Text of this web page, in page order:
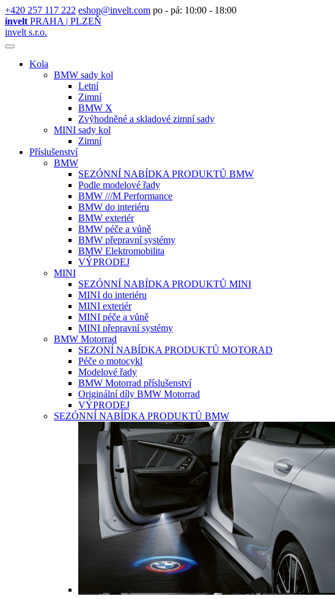
+420 257 117 222 eshop@invelt.com po - pá: 10:00 - 18:00
invelt PRAHA | PLZEŇ
invelt s.r.o.
Kola
BMW sady kol
Letní
Zimní
BMW X
Zvýhodněné a skladové zimní sady
MINI sady kol
Zimní
Příslušenství
BMW
SEZÓNNÍ NABÍDKA PRODUKTŮ BMW
Podle modelové řady
BMW ///M Performance
BMW do interiéru
BMW exteriér
BMW péče a vůně
BMW přepravní systémy
BMW Elektromobilita
VÝPRODEJ
MINI
SEZÓNNÍ NABÍDKA PRODUKTŮ MINI
MINI do interiéru
MINI exteriér
MINI péče a vůně
MINI přepravní systémy
BMW Motorrad
SEZONÍ NABÍDKA PRODUKTŮ MOTORAD
Péče o motocykl
Modelové řady
BMW Motorrad příslušenství
Originální díly BMW Motorrad
VÝPRODEJ
SEZÓNNÍ NABÍDKA PRODUKTŮ BMW